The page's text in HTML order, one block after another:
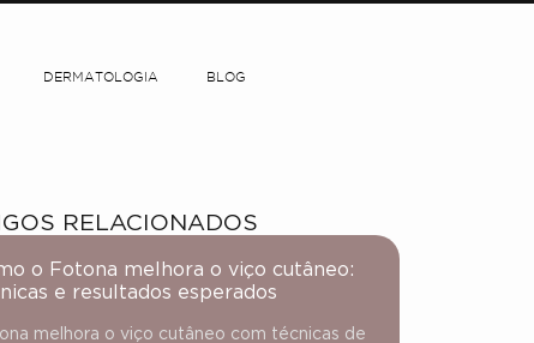
DERMATOLOGIA BLOG
RELACIONADOS
o Fotona melhora o viço cutâneo:
e resultados esperados
melhora o viço cutâneo com técnicas de